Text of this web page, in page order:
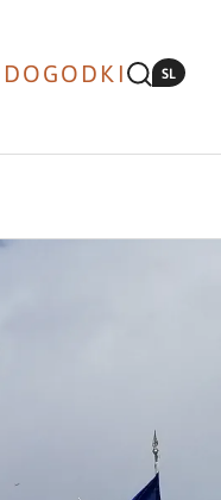
DOGODKI SL